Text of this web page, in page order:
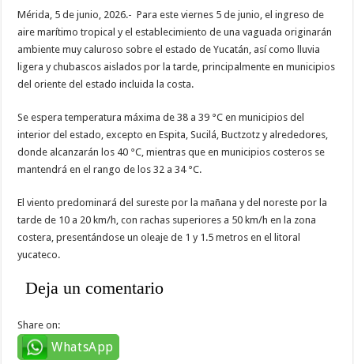
Mérida, 5 de junio, 2026.- Para este viernes 5 de junio, el ingreso de
aire marítimo tropical y el establecimiento de una vaguada originarán
ambiente muy caluroso sobre el estado de Yucatán, así como lluvia
ligera y chubascos aislados por la tarde, principalmente en municipios
del oriente del estado incluida la costa.
Se espera temperatura máxima de 38 a 39 °C en municipios del
interior del estado, excepto en Espita, Sucilá, Buctzotz y alrededores,
donde alcanzarán los 40 °C, mientras que en municipios costeros se
mantendrá en el rango de los 32 a 34 °C.
El viento predominará del sureste por la mañana y del noreste por la
tarde de 10 a 20 km/h, con rachas superiores a 50 km/h en la zona
costera, presentándose un oleaje de 1 y 1.5 metros en el litoral
yucateco.
Deja un comentario
Share on:
WhatsApp